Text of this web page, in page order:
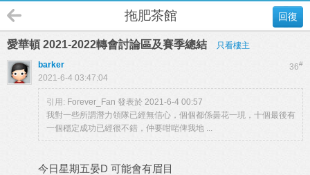
回復
拖肥茶館
愛華頓 2021-2022轉會討論區及賽季總結 只看樓主
36#
barker
2021-6-4 03:47:04
引用: Forever_Fan 發表於 2021-6-4 00:57
我對一些所謂潛力領隊已經無信心，個個都係曇花一現，十個最後有
一個穩定成功已經很不錯，仲要咁啱俾我地 ...
今日星期五晏D 可能會有眉目